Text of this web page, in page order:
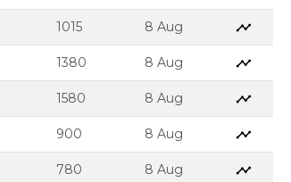
1015 8 Aug
1380 8 Aug
1580 8 Aug
900 8 Aug
780 8 Aug